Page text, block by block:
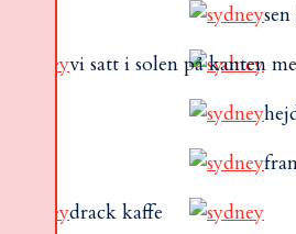
vi satt i solen på kanten
drack kaffe